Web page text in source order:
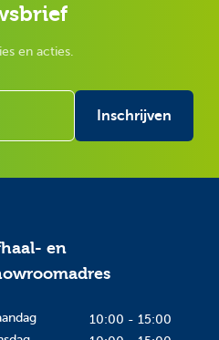
en acties.
Inschrijven
en
10:00 - 15:00